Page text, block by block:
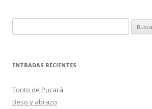
u
c
r
:
ENTRADAS RECIENTES
Torito de Pucará
Beso y abrazo